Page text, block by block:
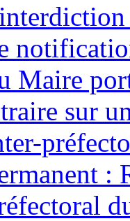
Maire
sur
: